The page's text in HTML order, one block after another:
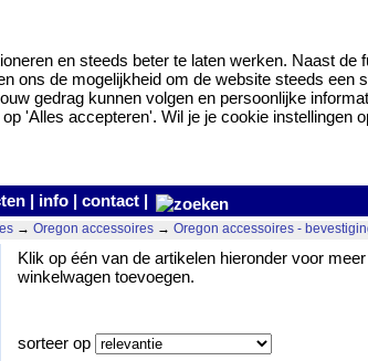
en steeds beter te laten werken. Naast
ons de mogelijkheid om de website steeds
gedrag kunnen volgen en persoonlijke
'Alles accepteren'. Wil je je cookie instellingen
| info | contact |
→ Oregon accessoires → Oregon accessoires -
Klik op één van de artikelen hieronder voor
winkelwagen toevoegen.
sorteer op